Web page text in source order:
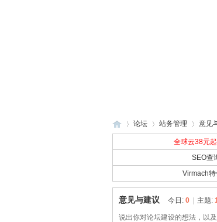
论坛 站务管理
›
意见
全球云38元
SEO查
Virmach特
意见与建议 今日: 0 主题:
说出你对论坛建设的想法，以